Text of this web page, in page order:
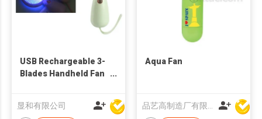
USB Rechargeable 3-
Blades Handheld Fan
显和有限公司
Aqua Fan